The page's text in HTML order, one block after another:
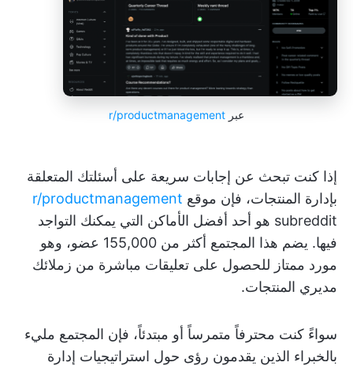
عبر r/productmanagement
إذا كنت تبحث عن إجابات سريعة على أسئلتك المتعلقة
بإدارة المنتجات، فإن موقع r/productmanagement
subreddit هو أحد أفضل الأماكن التي يمكنك التواجد
فيها. يضم هذا المجتمع أكثر من 155,000 عضو، وهو
مورد ممتاز للحصول على تعليقات مباشرة من زملائك
مديري المنتجات.
سواءً كنت محترفاً متمرساً أو مبتدئاً، فإن المجتمع مليء
بالخبراء الذين يقدمون رؤى حول استراتيجيات إدارة